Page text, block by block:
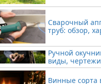
Сварочный
труб: обзор,
Ручной
виды,
Винные сорта